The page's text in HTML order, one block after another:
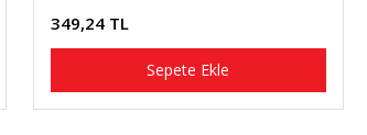
349,24 TL
Sepete Ekle